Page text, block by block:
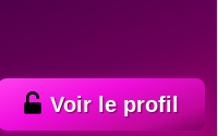
Voir le profil